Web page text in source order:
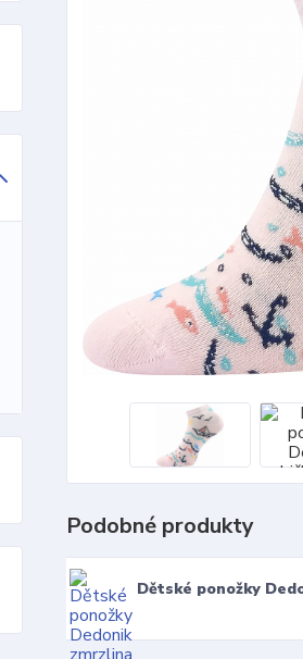
Podobné produkty
Dětské ponožky